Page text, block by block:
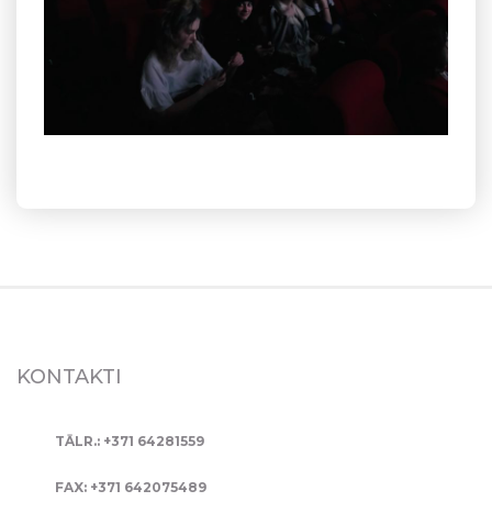
KONTAKTI
TĀLR.: +371 64281559
FAX: +371 642075489